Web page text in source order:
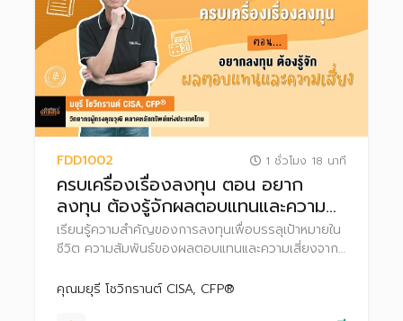
FDD1002 1 ชั่วโมง 18 นาที
ครบเครื่องเรื่องลงทุน ตอน อยาก
ลงทุน ต้องรู้จักผลตอบแทนและความ
เสี่ยง
เรียนรู้ความสำคัญของการลงทุนเพื่อบรรลุเป้าหมายใน
ชีวิต ความสัมพันธ์ของผลตอบแทนและความเสี่ยงจาก
คุณมยุรี โชวิกรานต์ CISA, CFP®